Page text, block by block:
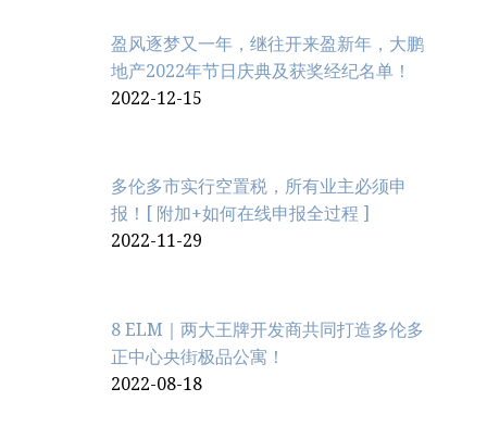
盈风逐梦又一年，继往开来盈新年，大鹏
地产2022年节日庆典及获奖经纪名单！
2022-12-15
多伦多市实行空置税，所有业主必须申
报！[ 附加+如何在线申报全过程 ]
2022-11-29
8 ELM｜两大王牌开发商共同打造多伦多
正中心央街极品公寓！
2022-08-18